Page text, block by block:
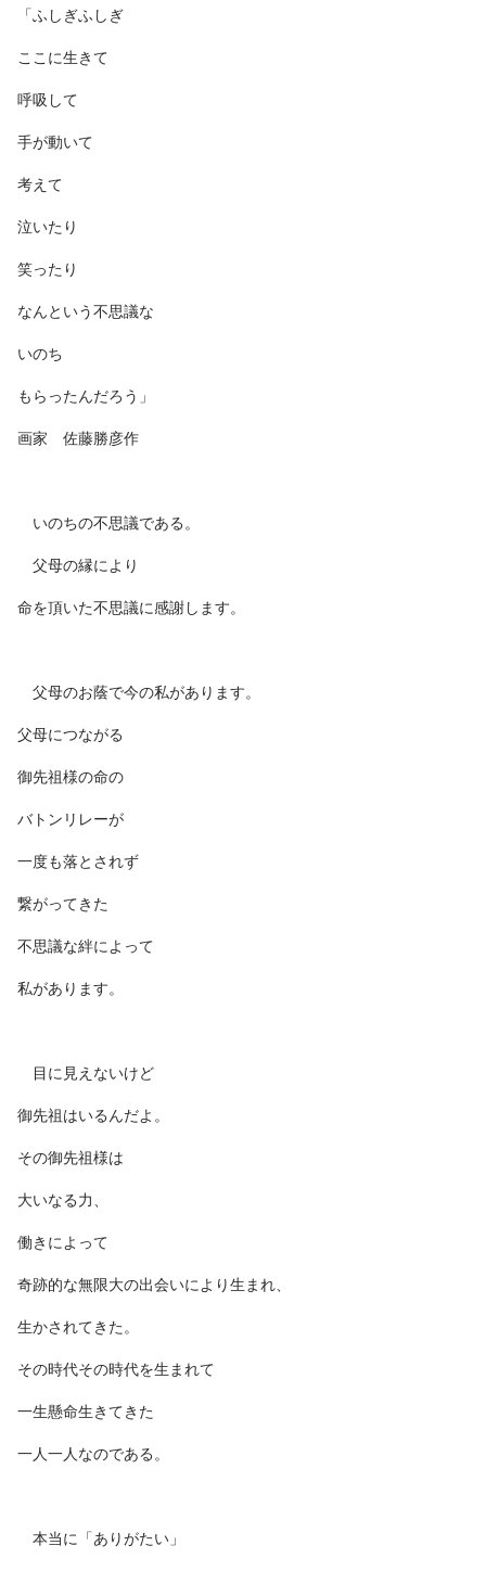
「ふしぎふしぎ
ここに生きて
呼吸して
手が動いて
考えて
泣いたり
笑ったり
なんという不思議な
いのち
もらったんだろう」
画家 佐藤勝彦作
いのちの不思議である。
父母の縁により
命を頂いた不思議に感謝します。
父母のお蔭で今の私があります。
父母につながる
御先祖様の命の
バトンリレーが
一度も落とされず
繋がってきた
不思議な絆によって
私があります。
目に見えないけど
御先祖はいるんだよ。
その御先祖様は
大いなる力、
働きによって
奇跡的な無限大の出会いにより生まれ、
生かされてきた。
その時代その時代を生まれて
一生懸命生きてきた
一人一人なのである。
本当に「ありがたい」